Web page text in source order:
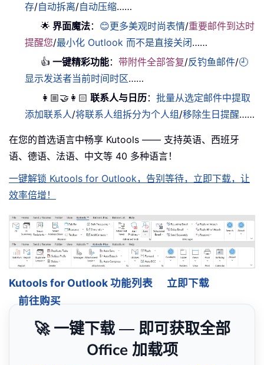
存/自动拆离/自动压缩……
🌟 界面魔法： 😊更多美观时尚表情/重要邮件到达时
提醒您/最小化 Outlook 而不是直接关闭……
👍 一键精彩功能：带附件全部答复/反钓鱼邮件/🕘
显示发送者当前时间时区……
👩🏼‍🤝‍👩🏻 联系人与日历：批量从选定邮件中提取
添加联系人/将联系人组拆分为个人组 /移除生日提醒……
在您的首选语言中畅享 Kutools —— 支持英语、西班牙
语、德语、法语、中文等 40 多种语言！
一键解锁 Kutools for Outlook，告别等待，立即下载，让
效率倍增！
Kutools for Outlook 功能列表
立即下载
前往购买
🚀 一键下载 — 即可获取全部
Office 加载项